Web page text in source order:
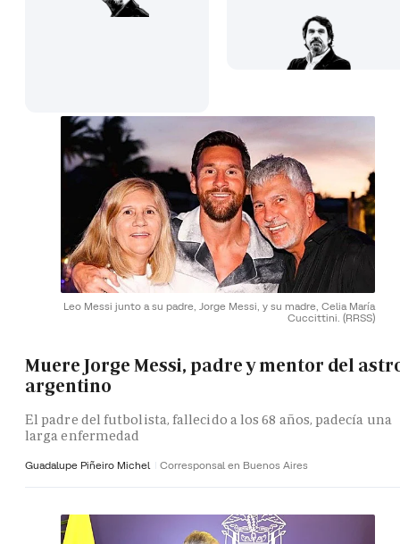
Leo Messi junto a su padre, Jorge Messi, y su madre, Celia María
Cuccittini. (RRSS)
Muere Jorge Messi, padre y mentor del
argentino
El padre del futbolista, fallecido a los 68 años, padecía una
larga enfermedad
Guadalupe Piñeiro Michel Corresponsal en Buenos Aires